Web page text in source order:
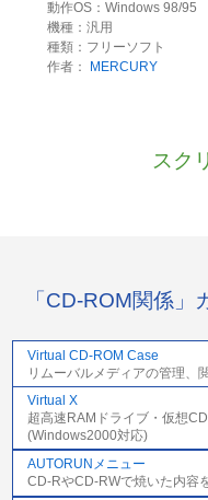
動作OS：Windows 98/95
機種：汎用
種類：フリーソフト
作者：
MERCURY
スク
「CD-ROM関係
Virtual CD-ROM Case
リムーバルメディアの管理、
Virtual X
超高速RAMドライブ・仮想
(Windows2000対応)
AUTORUNメニュー
CD-RやCD-RWで焼いた内容